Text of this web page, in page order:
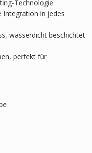
Technologie
Integration in jedes
wasserdicht beschichtet
perfekt für